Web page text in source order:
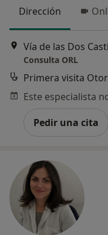
Dirección
Consulta ORL
Primera visita
Pedir una cita